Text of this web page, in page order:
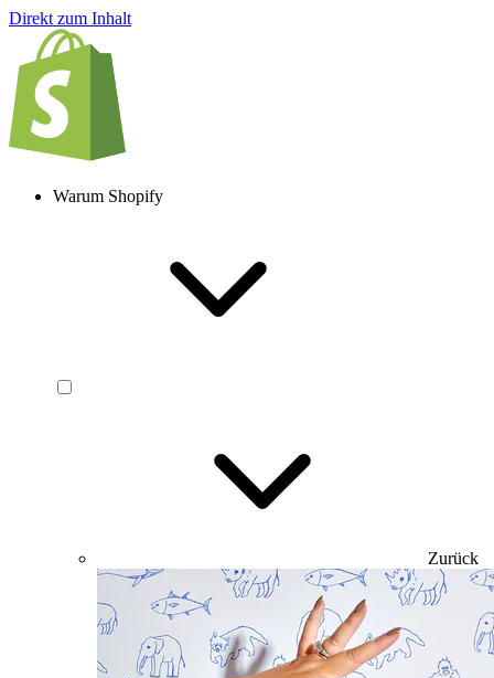
Direkt zum Inhalt
Warum Shopify
Zurück